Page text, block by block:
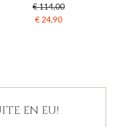
€ 114,00
€ 24,90
EN EU!